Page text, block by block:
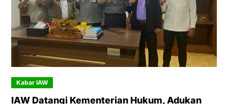
Kabar IAW
IAW Datangi Kementerian Hukum, Adukan